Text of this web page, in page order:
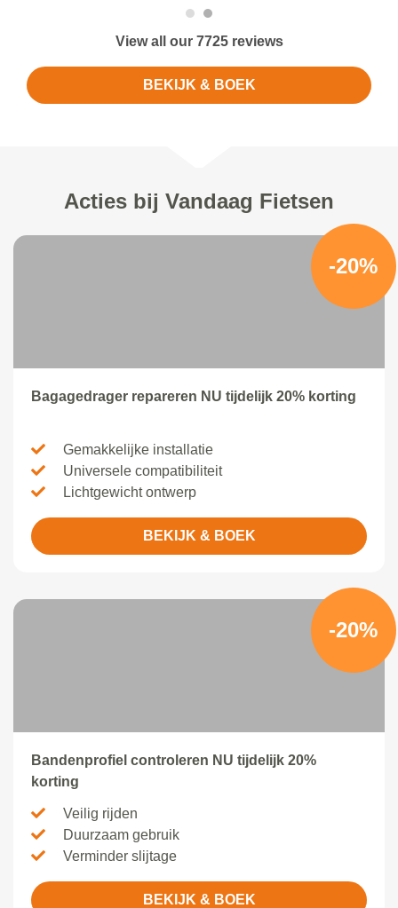
View all our 7725 reviews
BEKIJK & BOEK
Acties bij Vandaag Fietsen
-20%
Bagagedrager repareren NU tijdelijk 20% korting
Gemakkelijke installatie
Universele compatibiliteit
Lichtgewicht ontwerp
BEKIJK & BOEK
-20%
Bandenprofiel controleren NU tijdelijk 20%
korting
Veilig rijden
Duurzaam gebruik
Verminder slijtage
BEKIJK & BOEK